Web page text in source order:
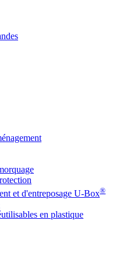
et d'entreposage U-Box®
en plastique